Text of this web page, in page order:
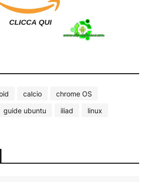
calcio
chrome OS
guide ubuntu iliad
linux